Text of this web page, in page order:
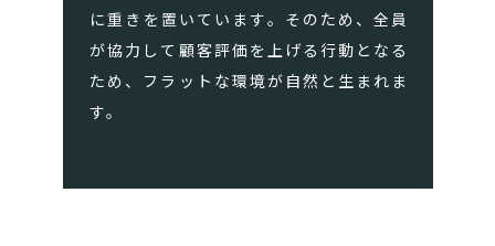
に重きを置いています。そのため、全員
が協力して顧客評価を上げる行動となる
ため、フラットな環境が自然と生まれま
す。